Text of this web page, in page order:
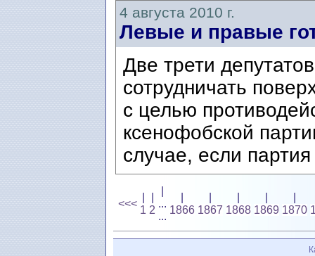
4 августа 2010 г.
Левые и правые
Две трети
сотрудничать
с целью
ксенофобской
случае, если
<<<
1 2
...
...
1866 1867 1868 1869 1870